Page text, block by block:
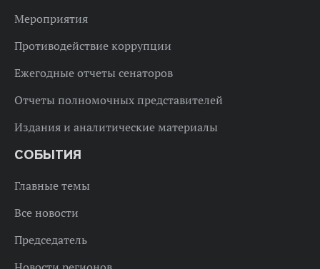
Мероприятия
Противодействие коррупции
Ежегодные отчеты сенаторов
Отчеты полномочных представителей
Издания и аналитические материалы
СОБЫТИЯ
Главные темы
Все новости
Председатель